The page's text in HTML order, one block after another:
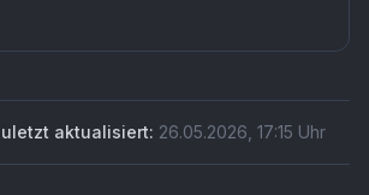
mit Koi-Skulpturen aus Styropor und
aktualisiert: 26.05.2026 17:15 Uhr